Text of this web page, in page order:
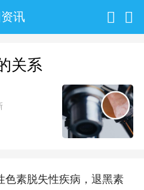
讯
关系
色素脱失性疾病，退黑素